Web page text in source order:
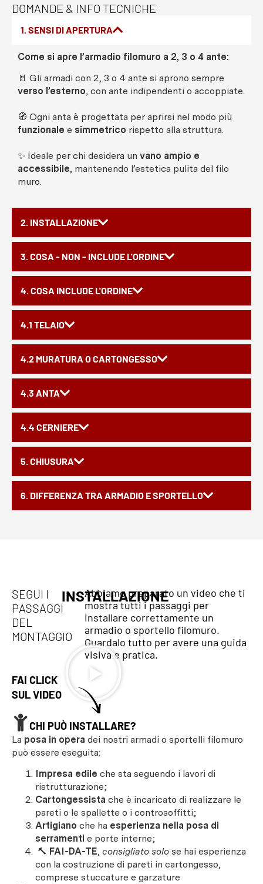
DOMANDE & INFO TECNICHE
1. SENSI DI APERTURA
2. INSTALLAZIONE
3. COSA - NON - INCLUDE L'ORDINE
4. COSA INCLUDE L'ORDINE
4.1 TELAIO
4.2 MURATURA O CARTONGESSO
4.3 ANTA
4.4 CERNIERE
5. CHIUSURA
6. DIFFERENZA TRA ARMADIO E SPORTELLO
Come si apre l’armadio filomuro a 2, 3 o 4 ante:
🚪 Gli armadi con 2, 3 o 4 ante si aprono sempre
verso l’esterno, con ante indipendenti o accoppiate.
🧭 Ogni anta è progettata per aprirsi nel modo più
funzionale e simmetrico rispetto alla struttura.
✨ Ideale per chi desidera un vano ampio e
accessibile, mantenendo l’estetica pulita del filo
muro.
SEGUI I
PASSAGGI
DEL
MONTAGGIO
INSTALLAZIONE
Abbiamo preparato un video che ti
mostra tutti i passaggi per
installare correttamente un
armadio o sportello filomuro.
Guardalo tutto per avere una guida
visiva e pratica.
FAI CLICK
SUL VIDEO
CHI PUÒ INSTALLARE?
La posa in opera dei nostri armadi o sportelli filomuro
può essere eseguita:
Impresa edile che sta seguendo i lavori di
ristrutturazione;
Cartongessista che è incaricato di realizzare le
pareti o le spallette o i controsoffitti;
Artigiano che ha esperienza nella posa di
serramenti e porte interne;
🔨 FAI-DA-TE, consigliato solo se hai esperienza
con la costruzione di pareti in cartongesso,
comprese stuccature e garzature